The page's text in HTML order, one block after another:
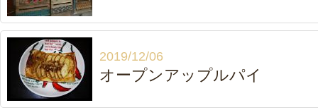
2019/12/06
オープンアップルパイ